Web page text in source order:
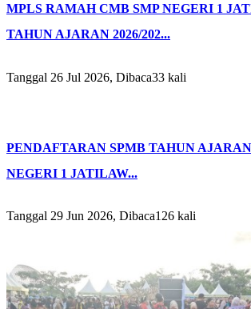
MPLS RAMAH CMB SMP NEGERI 1
TAHUN AJARAN 2026/202...
Tanggal 26 Jul 2026, Dibaca33 kali
PENDAFTARAN SPMB TAHUN AJARAN
NEGERI 1 JATILAW...
Tanggal 29 Jun 2026, Dibaca126 kali